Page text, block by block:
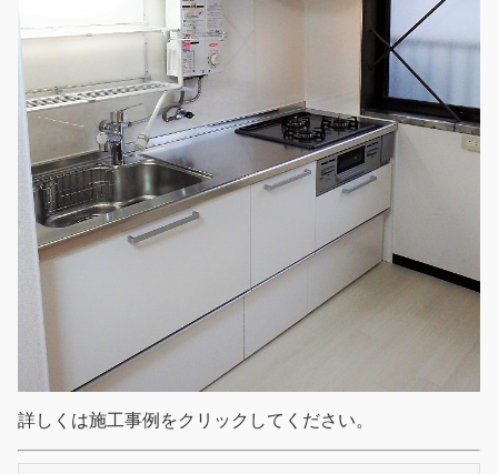
詳しくは施工事例をクリックしてください。